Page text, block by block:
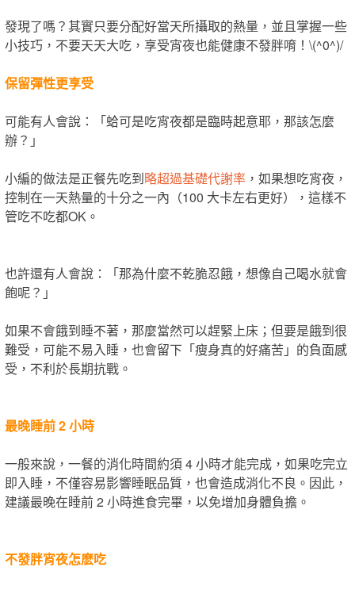
發現了嗎？其實只要分配好當天所攝取的熱量，並且掌握一些
小技巧，不要天天大吃，享受宵夜也能健康不發胖唷！\(^0^)/
保留彈性更享受
可能有人會說：「蛤可是吃宵夜都是臨時起意耶，那該怎麼
辦？」
小編的做法是正餐先吃到略超過基礎代謝率 ，如果想吃宵夜，
控制在一天熱量的十分之一內（100 大卡左右更好），這樣不
管吃不吃都OK。
也許還有人會說：「那為什麼不乾脆忍餓，想像自己喝水就會
飽呢？」
如果不會餓到睡不著，那麼當然可以趕緊上床；但要是餓到很
難受，可能不易入睡，也會留下「瘦身真的好痛苦」的負面感
受，不利於長期抗戰。
最晚睡前 2 小時
一般來說，一餐的消化時間約須 4 小時才能完成，如果吃完立
即入睡，不僅容易影響睡眠品質，也會造成消化不良。因此，
建議最晚在睡前 2 小時進食完畢，以免增加身體負擔。
不發胖宵夜怎麽吃